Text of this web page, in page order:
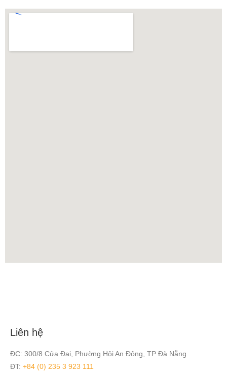
Liên hệ
ĐC: 300/8 Cửa Đại, Phường Hội An Đông, TP Đà Nẵng
ĐT: +84 (0) 235 3 923 111